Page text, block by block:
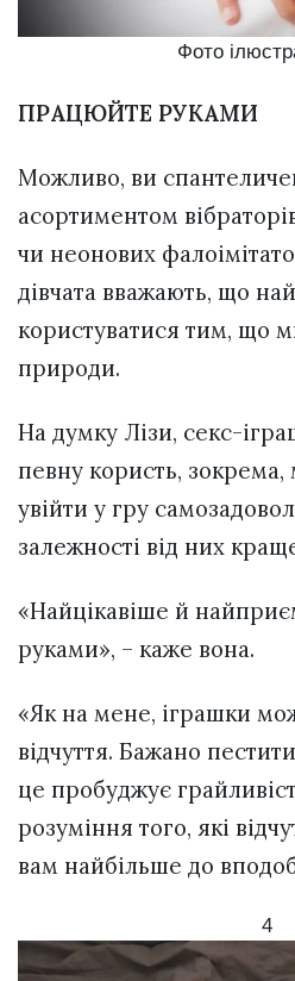
Фото
ПРАЦЮЙТЕ РУКАМИ
Можливо, ви
асортиментом
чи неонових
дівчата вважають, що
користуватися тим, що
природи.
На думку Лізи, секс-
певну користь,
увійти у гру
залежності від них
«Найцікавіше й
руками», – каже вона.
«Як на мене, іграшки
відчуття. Бажано
це пробуджує
розуміння того, які
вам найбільше до
4